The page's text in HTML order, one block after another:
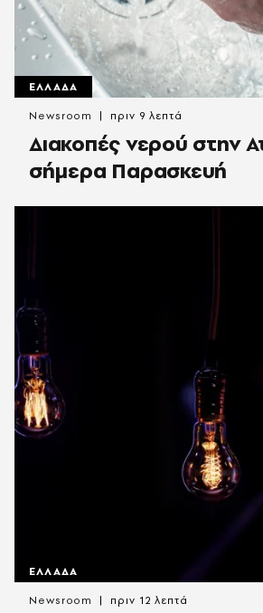
ΕΛΛΑΔΑ
Διακοπές νερού στην
σήμερα Παρασκευή
Newsroom πριν 9 λεπτά
ΕΛΛΑΔΑ
Newsroom πριν 12 λεπτά